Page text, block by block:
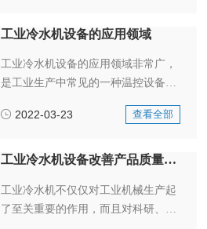
水位，再通过双螺旋蒸发器，由制冷
量比较低的制冷过程。
工业冷水机设备的应用领域
工业冷水机设备的应用领域非常广，
是工业生产中常见的一种温控设备。
的水，利用冷水机制冷系统将水先冷
备。
2022-03-23 查看全部
工业冷水机设备改善产品质量，降低生产成本
工业冷水机不仅仅对工业机械生产起
了至关重要的作用，而且对科研、实